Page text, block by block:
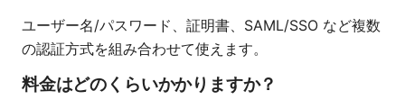
ユーザー名/パスワード、証明書、SAML/SSO など複数
の認証方式を組み合わせて使えます。
料金はどのくらいかかりますか？